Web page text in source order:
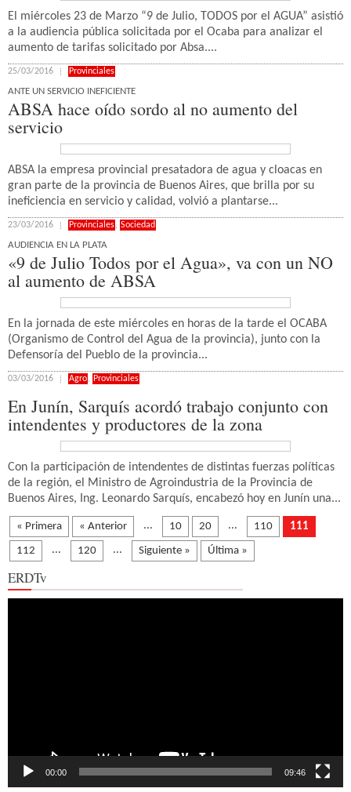
El miércoles 23 de Marzo “9 de Julio, TODOS por el AGUA” asistió
a la audiencia pública solicitada por el Ocaba para analizar el
aumento de tarifas solicitado por Absa....
25/03/2016 Provinciales
ANTE UN SERVICIO INEFICIENTE
ABSA hace oído sordo al no aumento del
servicio
ABSA la empresa provincial presatadora de agua y cloacas en
gran parte de la provincia de Buenos Aires, que brilla por su
ineficiencia en servicio y calidad, volvió a plantarse...
23/03/2016 Provinciales, Sociedad
AUDIENCIA EN LA PLATA
«9 de Julio Todos por el Agua», va con un NO
al aumento de ABSA
En la jornada de este miércoles en horas de la tarde el OCABA
(Organismo de Control del Agua de la provincia), junto con la
Defensoría del Pueblo de la provincia...
03/03/2016 Agro, Provinciales
En Junín, Sarquís acordó trabajo conjunto con
intendentes y productores de la zona
Con la participación de intendentes de distintas fuerzas políticas
de la región, el Ministro de Agroindustria de la Provincia de
Buenos Aires, Ing. Leonardo Sarquís, encabezó hoy en Junín una...
« Primera « Anterior ... 10 20 ... 110 111
112 ... 120 ... Siguiente » Última »
ERDTv
00:00 09:46